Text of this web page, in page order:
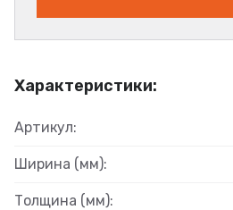
Характеристики:
Артикул:
Ширина (мм):
Толщина (мм):